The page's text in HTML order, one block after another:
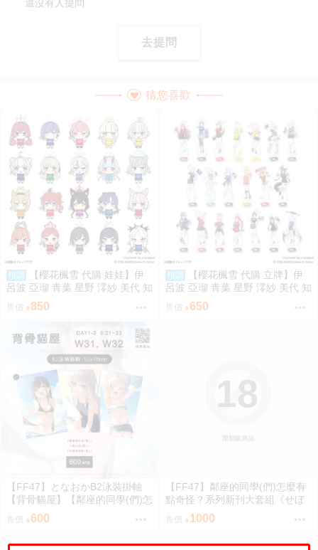
還沒有人提問
去提問
猜您喜歡
預購
【櫻花楓雪 代購 娃娃】伊
呂波 亞瑠 青葉 星野 澪紗 美代 知
世 白子 瑪麗 若藻 優香 寧瑠 妃姬
陽奈 蔚藍檔案
850
預購
【櫻花楓雪 代購 立牌】伊
呂波 亞瑠 青葉 星野 澪紗 美代 知
世 白子 瑪麗 若藻 優香 寧瑠 妃姬
陽奈 蔚藍檔案
650
【FF47】となおかB2泳裝掛軸
【背骨貓屋】【鄰座的同學(們)怎
麼有點奇怪？】[雙層布掛軸]｜九
月陸續出貨
售價 600
限制級商品
18
【FF47】鄰座的同學(們)怎麼有
點奇怪？系列新刊大套組《せぼ
あーと2》【背骨貓屋】[B5全彩
畫冊] [繁體中文][新刊] [壓克力夾
售價 1000